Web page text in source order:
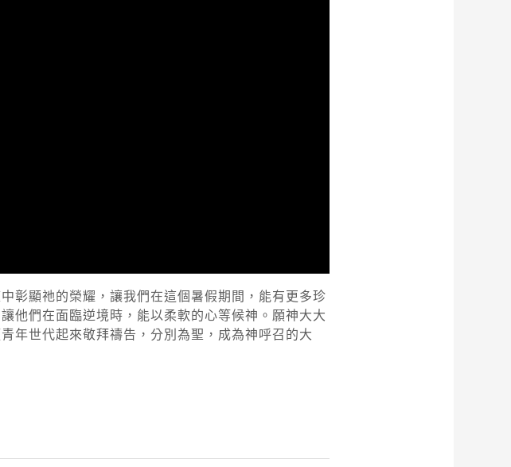
彰顯祂的榮耀，讓我們在這個暑假期間，能有更多珍
他們在面臨逆境時，能以柔軟的心等候神。願神大大
年世代起來敬拜禱告，分別為聖，成為神呼召的大